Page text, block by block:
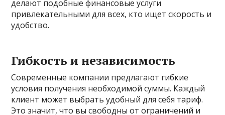
делают подобные финансовые услуги
привлекательными для всех, кто ищет скорость и
удобство.
Гибкость и независимость
Современные компании предлагают гибкие
условия получения необходимой суммы. Каждый
клиент может выбрать удобный для себя тариф.
Это значит, что вы свободны от ограничений и